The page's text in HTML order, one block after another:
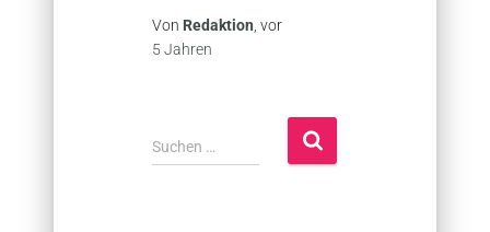
Von Redaktion, vor
5 Jahren
S
u
Suchen …